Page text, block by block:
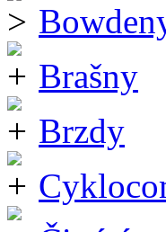
Brašny
Brzdy